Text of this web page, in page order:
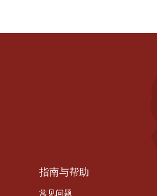
指南与帮助
常见问题